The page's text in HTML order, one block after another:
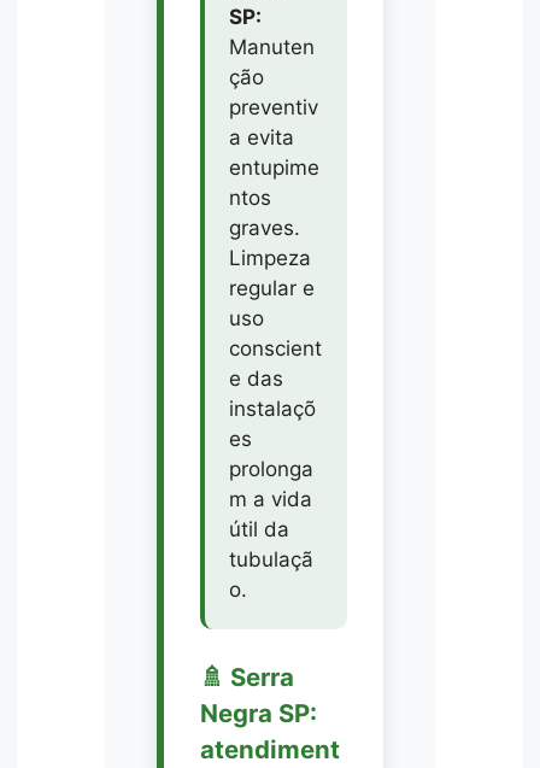
SP:
Manuten
ção
preventiv
a evita
entupime
ntos
graves.
Limpeza
regular e
uso
conscient
e das
instalaçõ
es
prolonga
m a vida
útil da
tubulaçã
o.
🚿 Serra
Negra SP:
atendiment